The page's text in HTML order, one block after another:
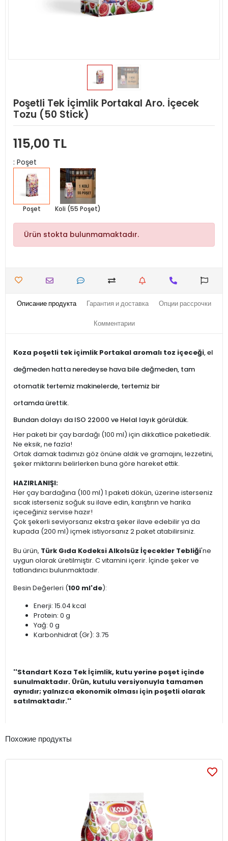
Poşetli Tek İçimlik Portakal Aro. İçecek
Tozu (50 Stick)
115,00 TL
: Poşet
Poşet Koli (55 Poşet)
Ürün stokta bulunmamaktadır.
Описание продукта Гарантия и доставка Опции рассрочки
Комментарии
Koza poşetli tek içimlik Portakal aromalı toz içeceği, el
değmeden hatta neredeyse hava bile değmeden, tam
otomatik tertemiz makinelerde, tertemiz bir
ortamda ürettik.
Bundan dolayı da ISO 22000 ve Helal layık görüldük.
Her paketi bir çay bardağı (100 ml) için dikkatlice paketledik.
Ne eksik, ne fazla!
Ortak damak tadımızı göz önüne aldık ve gramajını, lezzetini,
şeker miktarını belirlerken buna göre hareket ettik.
HAZIRLANIŞI:
Her çay bardağına (100 ml) 1 paketi dökün, üzerine isterseniz
sıcak isterseniz soğuk su ilave edin, karıştırın ve harika
içeceğiniz servise hazır!
Çok şekerli seviyorsanız ekstra şeker ilave edebilir ya da
kupada (200 ml) içmek istiyorsanız 2 paket atabilirsiniz.
Bu ürün, Türk Gıda Kodeksi Alkolsüz İçecekler Tebliği'ne
uygun olarak üretilmiştir. C vitamini içerir. İçinde şeker ve
tatlandırıcı bulunmaktadır.
Besin Değerleri (100 ml'de):
Enerji: 15.04 kcal
Protein: 0 g
Yağ: 0 g
Karbonhidrat (Gr): 3.75
''Standart Koza Tek İçimlik, kutu yerine poşet içinde
sunulmaktadır. Ürün, kutulu versiyonuyla tamamen
aynıdır; yalnızca ekonomik olması için poşetli olarak
satılmaktadır.''
Похожие продукты